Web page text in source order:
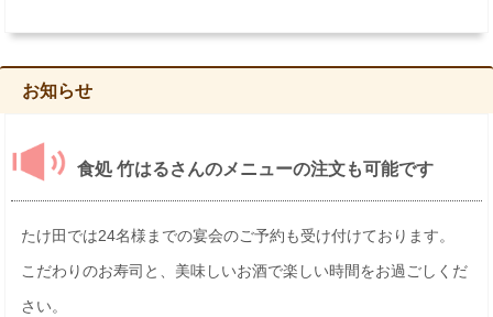
お知らせ
食処 竹はるさんのメニューの注文も可能です
たけ田では24名様までの宴会のご予約も受け付けております。
こだわりのお寿司と、美味しいお酒で楽しい時間をお過ごしくだ
さい。